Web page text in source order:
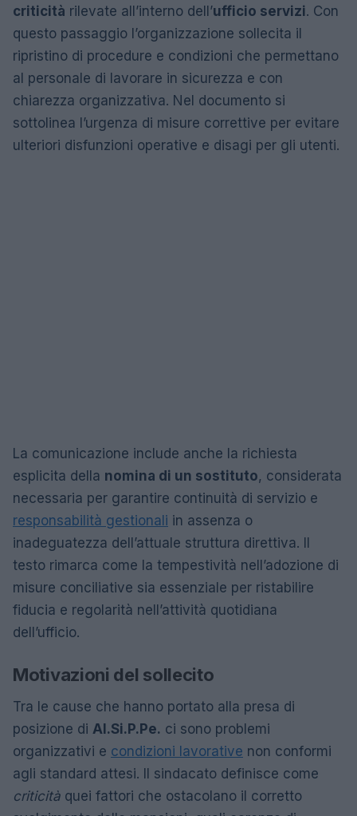
criticità rilevate all’interno dell’ufficio servizi. Con
questo passaggio l’organizzazione sollecita il
ripristino di procedure e condizioni che permettano
al personale di lavorare in sicurezza e con
chiarezza organizzativa. Nel documento si
sottolinea l’urgenza di misure correttive per evitare
ulteriori disfunzioni operative e disagi per gli utenti.
La comunicazione include anche la richiesta
esplicita della nomina di un sostituto, considerata
necessaria per garantire continuità di servizio e
responsabilità gestionali in assenza o
inadeguatezza dell’attuale struttura direttiva. Il
testo rimarca come la tempestività nell’adozione di
misure conciliative sia essenziale per ristabilire
fiducia e regolarità nell’attività quotidiana
dell’ufficio.
Motivazioni del sollecito
Tra le cause che hanno portato alla presa di
posizione di Al.Si.P.Pe. ci sono problemi
organizzativi e condizioni lavorative non conformi
agli standard attesi. Il sindacato definisce come
criticità quei fattori che ostacolano il corretto